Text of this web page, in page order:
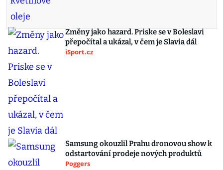
Změny jako hazard. Priske se v Boleslavi
přepočítal a ukázal, v čem je Slavia dál
iSport.cz
Samsung okouzlil Prahu dronovou show k
odstartování prodeje nových produktů
Poggers